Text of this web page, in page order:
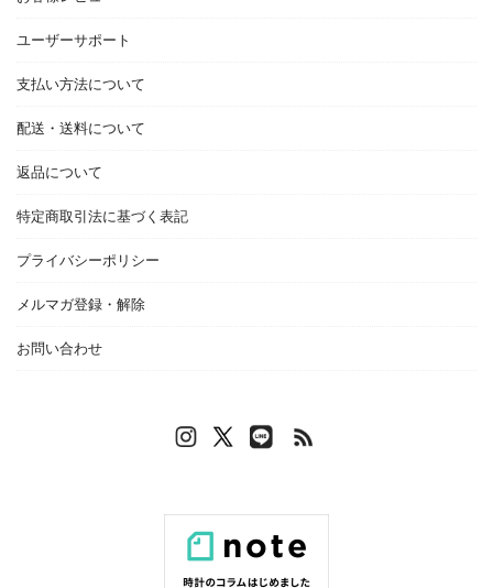
ユーザーサポート
支払い方法について
配送・送料について
返品について
特定商取引法に基づく表記
プライバシーポリシー
メルマガ登録・解除
お問い合わせ